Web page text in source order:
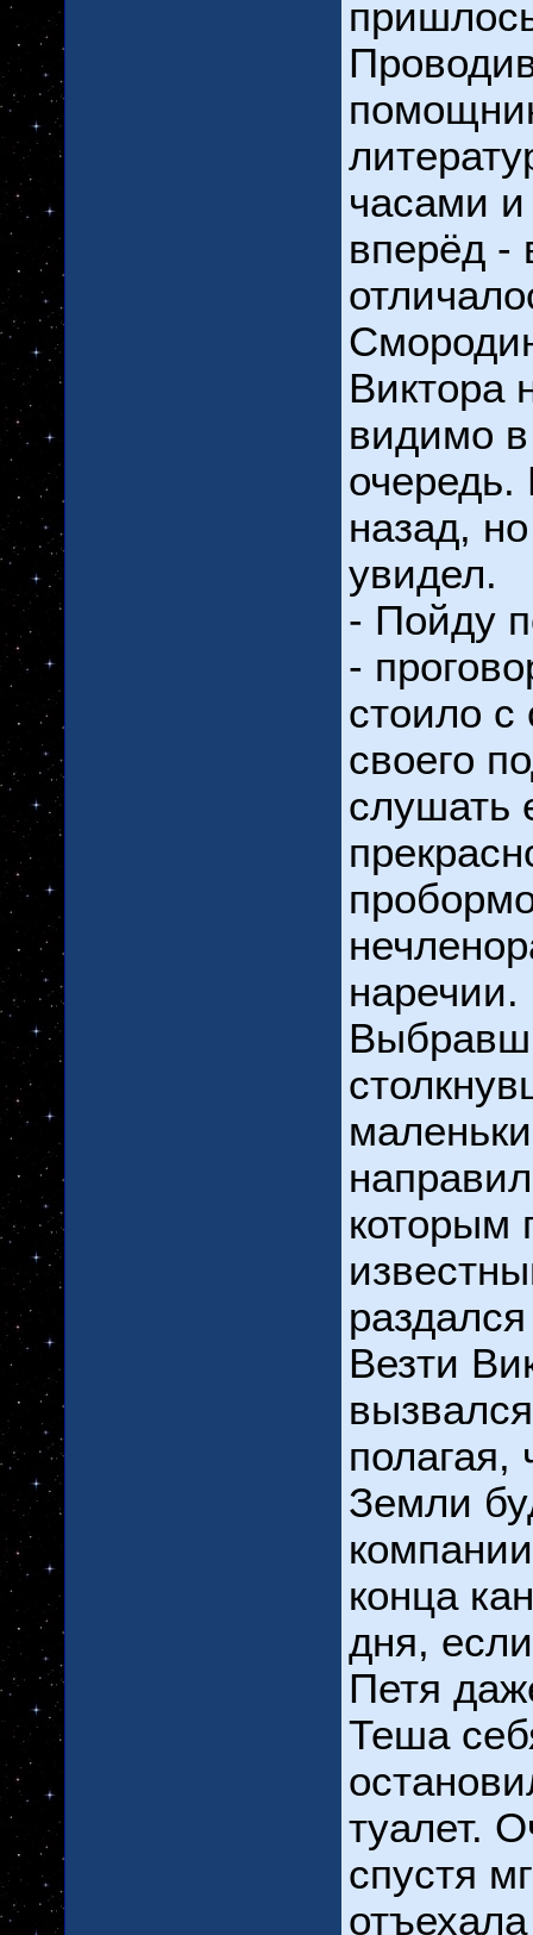
часами и
вперёд -
Виктора
видимо
очередь.
назад,
увидел.
- Пойду
-
стоило с
своего
слушать
наречии.
которым
Везти
полагая,
Земли
конца
дня,
Петя
Теша
туалет.
спустя